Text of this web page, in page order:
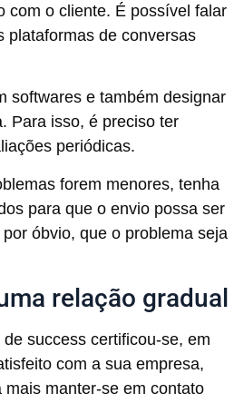
com o cliente. É possível falar
plataformas de conversas
softwares e também designar
Para isso, é preciso ter
periódicas.
forem menores, tenha
para que o envio possa ser
óbvio, que o problema seja
relação gradual
success certificou-se, em
com a sua empresa,
manter-se em contato